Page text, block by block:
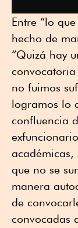
Entre “lo
hecho de
“Quizá hay
no fuimos
logramos lo
confluencia
que no se
manera
de
convocadas